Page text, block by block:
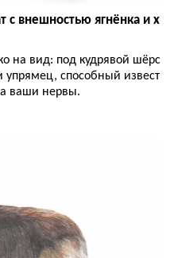
с внешностью ягнёнка и х
на вид: под кудрявой шёрс
способный извест
ваши нервы.